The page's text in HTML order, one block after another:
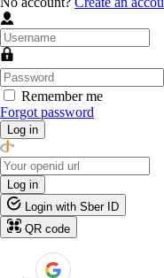
Remember me
Forgot password
Log in
Log in
Login with Sber ID
QR code